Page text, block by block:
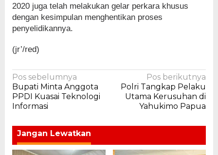
2020 juga telah melakukan gelar perkara khusus
dengan kesimpulan menghentikan proses
penyelidikannya.
(jr’/red)
Navigasi
pos
Pos sebelumnya
Bupati Minta Anggota
PPDI Kuasai Teknologi
Informasi
Pos berikutnya
Polri Tangkap Pelaku
Utama Kerusuhan di
Yahukimo Papua
Jangan Lewatkan